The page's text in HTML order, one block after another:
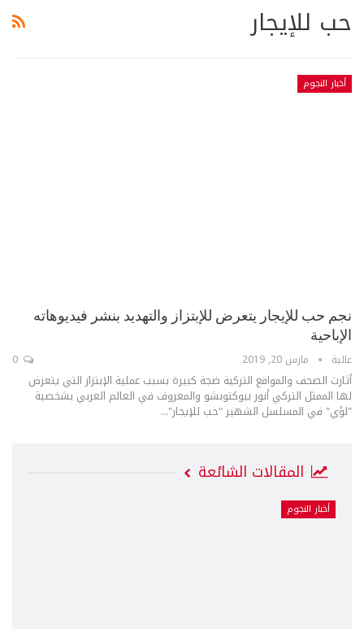
حب للإيجار
أخبار النجوم
نجم حب للإيجار يتعرض للإبتزاز والتهديد بنشر فيديوهاته
الإباحية
عالية مارس 20, 2019
أثارت الصحف والمواقع التركية ضجة كبيرة بسبب عملية الإبتزاز التي يتعرض
لها الممثل التركي أنور بيوكتوبشو والمعروف في العالم العربي بشخصية
"لؤي" في المسلسل الشهير "حب للإيجار"...
المقالات الشائعة
أخبار النجوم